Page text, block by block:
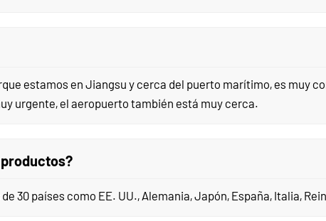
estamos en Jiangsu y cerca del puerto marítimo, es muy
urgente, el aeropuerto también está muy cerca.
30 países como EE. UU., Alemania, Japón, España, Italia,